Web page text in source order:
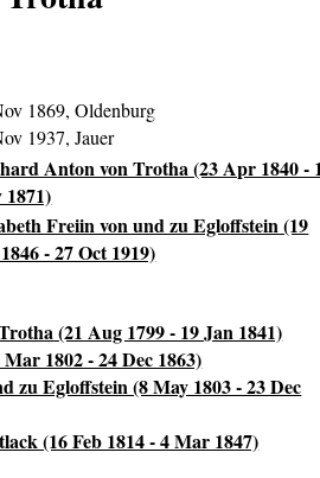
1869, Oldenburg
1937, Jauer
Anton von Trotha (23 Apr 1840 -
1871)
Freiin von und zu Egloffstein (19
- 27 Oct 1919)
(21 Aug 1799 - 19 Jan 1841)
1802 - 24 Dec 1863)
zu Egloffstein (8 May 1803 - 23 Dec
(16 Feb 1814 - 4 Mar 1847)